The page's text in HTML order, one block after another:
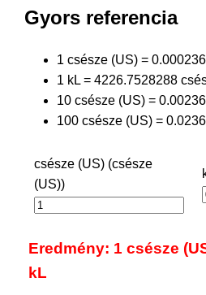
Gyors referencia
1 csésze (US) =
1 kL = 4226.7528288
10 csésze (US) =
100 csésze (US) =
csésze (US) (csésze
(US))
Eredmény: 1 csésze
kL